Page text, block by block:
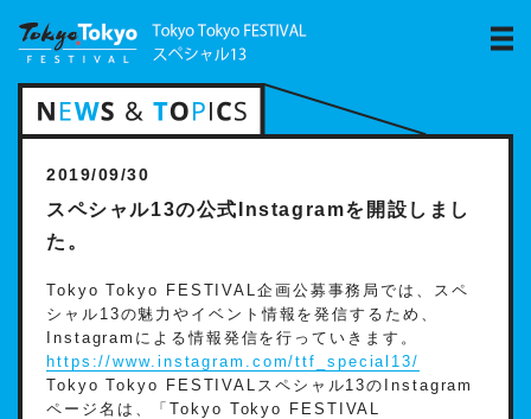
2019/09/30
スペシャル13の公式Instagramを開設しまし
た。
Tokyo Tokyo FESTIVAL企画公募事務局では、スペ
シャル13の魅力やイベント情報を発信するため、
Instagramによる情報発信を行っていきます。
https://www.instagram.com/ttf_special13/
Tokyo Tokyo FESTIVALスペシャル13のInstagram
ページ名は、「Tokyo Tokyo FESTIVAL